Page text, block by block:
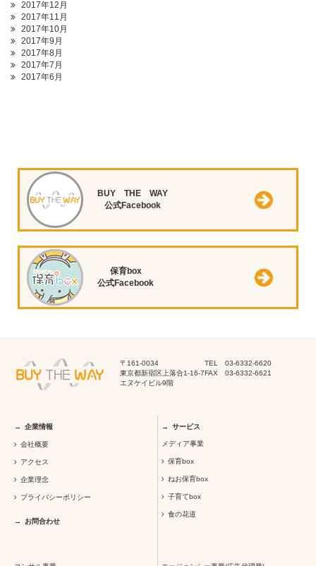
2017年12月
2017年11月
2017年10月
2017年9月
2017年8月
2017年7月
2017年6月
BUY THE WAY
公式Facebook
保育box
公式Facebook
〒161-0034
東京都新宿区上落合1-16-7
エヌケイビル9階
TEL 03-6332-6620
FAX 03-6332-6621
企業情報
会社概要
アクセス
企業理念
プライバシーポリシー
お問合わせ
サービス
メディア事業
保育box
ねお保育box
子育てbox
食の花道